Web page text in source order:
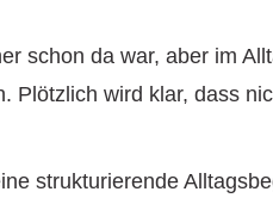
schon da war, aber im
wird klar, dass
strukturierende